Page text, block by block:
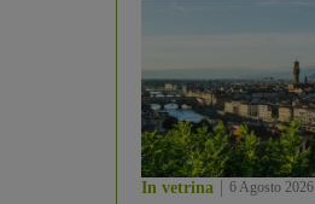
In vetrina 6 Agosto 2026